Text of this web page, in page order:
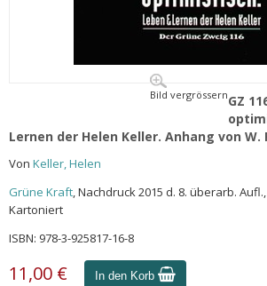
Bild vergrössernGZ
Lernen der Helen Keller. Anhang von W.
Von Keller, Helen
Grüne Kraft, Nachdruck 2015 d. 8. überarb.
Kartoniert
ISBN: 978-3-925817-16-8
11,00 € In den Korb